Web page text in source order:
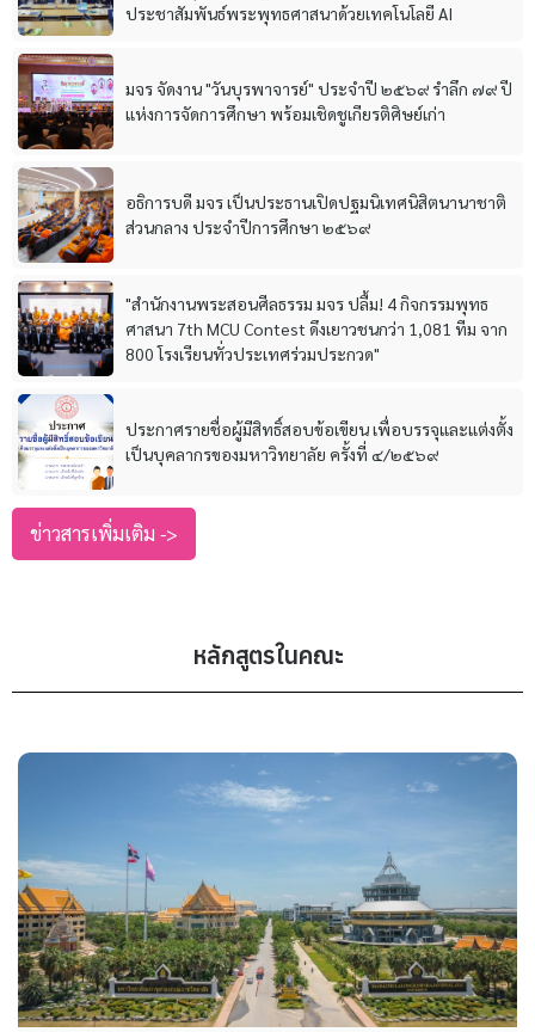
ประชาสัมพันธ์พระพุทธศาสนาด้วยเทคโนโลยี AI
มจร จัดงาน "วันบุรพาจารย์" ประจำปี ๒๕๖๙ รำลึก ๗๙ ปี
แห่งการจัดการศึกษา พร้อมเชิดชูเกียรติศิษย์เก่า
อธิการบดี มจร เป็นประธานเปิดปฐมนิเทศนิสิตนานาชาติ
ส่วนกลาง ประจำปีการศึกษา ๒๕๖๙
"สำนักงานพระสอนศีลธรรม มจร ปลื้ม! 4 กิจกรรมพุทธ
ศาสนา 7th MCU Contest ดึงเยาวชนกว่า 1,081 ทีม จาก
800 โรงเรียนทั่วประเทศร่วมประกวด"
ประกาศรายชื่อผู้มีสิทธิ์สอบข้อเขียน เพื่อบรรจุและแต่งตั้ง
เป็นบุคลากรของมหาวิทยาลัย ครั้งที่ ๔/๒๕๖๙
ข่าวสารเพิ่มเติม ->
หลักสูตรในคณะ